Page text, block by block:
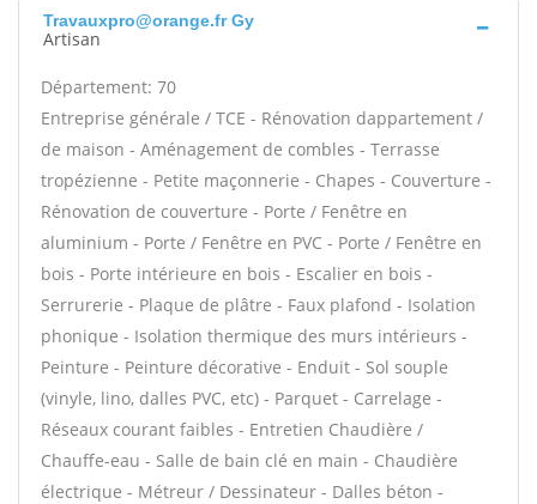
Travauxpro@orange.fr Gy
Artisan
Département: 70
Entreprise générale / TCE - Rénovation dappartement /
de maison - Aménagement de combles - Terrasse
tropézienne - Petite maçonnerie - Chapes - Couverture -
Rénovation de couverture - Porte / Fenêtre en
aluminium - Porte / Fenêtre en PVC - Porte / Fenêtre en
bois - Porte intérieure en bois - Escalier en bois -
Serrurerie - Plaque de plâtre - Faux plafond - Isolation
phonique - Isolation thermique des murs intérieurs -
Peinture - Peinture décorative - Enduit - Sol souple
(vinyle, lino, dalles PVC, etc) - Parquet - Carrelage -
Réseaux courant faibles - Entretien Chaudière /
Chauffe-eau - Salle de bain clé en main - Chaudière
électrique - Métreur / Dessinateur - Dalles béton -